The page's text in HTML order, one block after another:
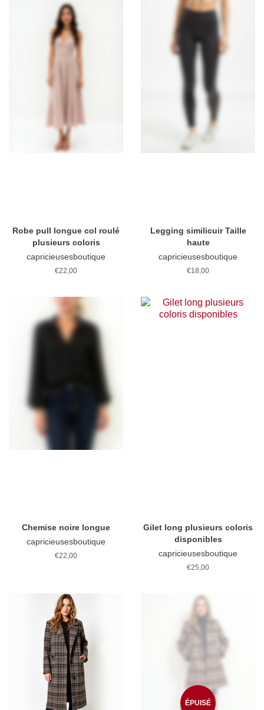
Robe pull longue col roulé
plusieurs coloris
capricieusesboutique
Prix
€22,00
Legging similicuir Taille
haute
capricieusesboutique
Prix
€18,00
Chemise noire longue
capricieusesboutique
Prix
€22,00
Gilet long plusieurs coloris
disponibles
capricieusesboutique
Prix
€25,00
ÉPUISÉ